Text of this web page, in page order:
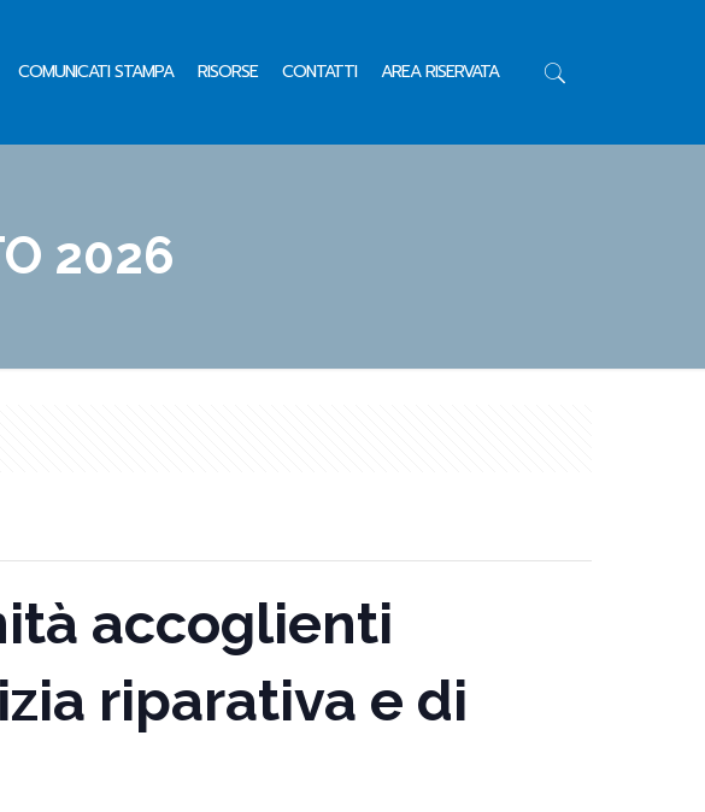
COMUNICATI STAMPA RISORSE CONTATTI AREA RISERVATA
2026
accoglienti
riparativa e di